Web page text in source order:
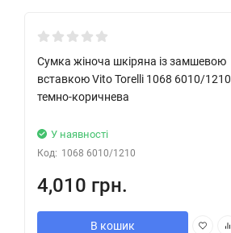
Новинка!
Сумка жіноча шкіряна із замшевою
вставкою Vito Torelli 1068 6010/1210
темно-коричнева
У наявності
Код: 1068 6010/1210
4,010 грн.
В кошик